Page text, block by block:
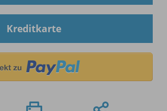
Kreditkarte